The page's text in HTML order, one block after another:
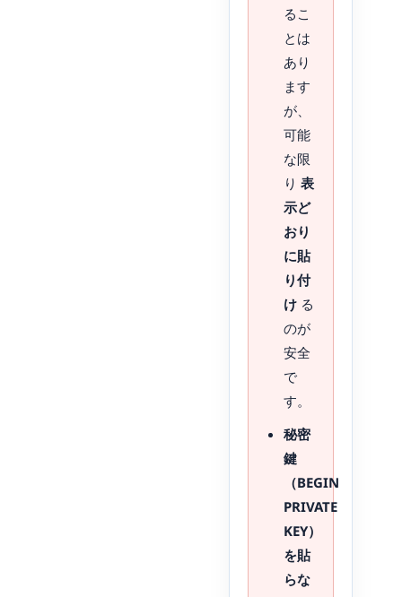
るこ
とは
あり
ます
が、
可能
な限
り 表
示ど
おり
に貼
り付
ける
のが
安全
で
す。
秘密
鍵
（BEGIN
PRIVATE
KEY）
を貼
らな